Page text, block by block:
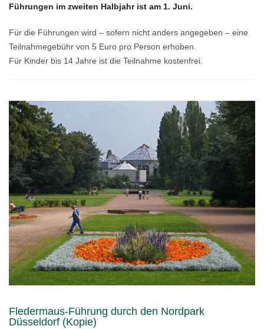
Führungen im zweiten Halbjahr ist am 1. Juni.
Für die Führungen wird – sofern nicht anders angegeben – eine
Teilnahmegebühr von 5 Euro pro Person erhoben.
Für Kinder bis 14 Jahre ist die Teilnahme kostenfrei.
Fledermaus-Führung durch den Nordpark
Düsseldorf (Kopie)